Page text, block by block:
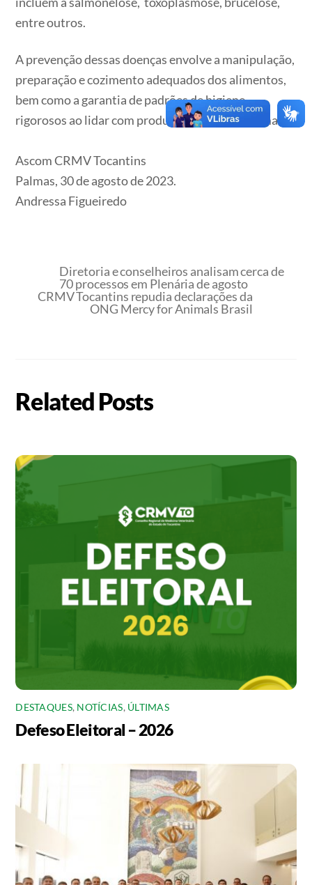
entre outros.
A prevenção dessas doenças envolve a manipulação,
preparação e cozimento adequados dos alimentos,
bem como a garantia de padrões de higiene
rigorosos ao lidar com produtos de origem animal.
Ascom CRMV Tocantins
Palmas, 30 de agosto de 2023.
Andressa Figueiredo
Diretoria e conselheiros analisam cerca de
70 processos em Plenária de agosto
CRMV Tocantins repudia declarações da
ONG Mercy for Animals Brasil
Related Posts
DESTAQUES, NOTÍCIAS, ÚLTIMAS
Defeso Eleitoral – 2026